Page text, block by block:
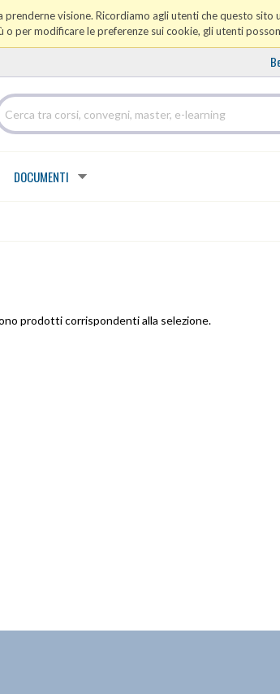
visione. Ricordiamo agli utenti che questo sito
per modificare le preferenze sui cookie, gli utenti
DOCUMENTI
prodotti corrispondenti alla selezione.